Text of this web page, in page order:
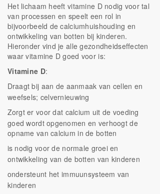
Het lichaam heeft vitamine D nodig voor tal
van processen en speelt een rol in
bijvoorbeeld de calciumhuishouding en
ontwikkeling van botten bij kinderen.
Hieronder vind je alle gezondheidseffecten
waar vitamine D goed voor is:
Vitamine D:
Draagt bij aan de aanmaak van cellen en
weefsels; celvernieuwing
Zorgt er voor dat calcium uit de voeding
goed wordt opgenomen en verhoogt de
opname van calcium in de botten
is nodig voor de normale groei en
ontwikkeling van de botten van kinderen
ondersteunt het immuunsysteem van
kinderen